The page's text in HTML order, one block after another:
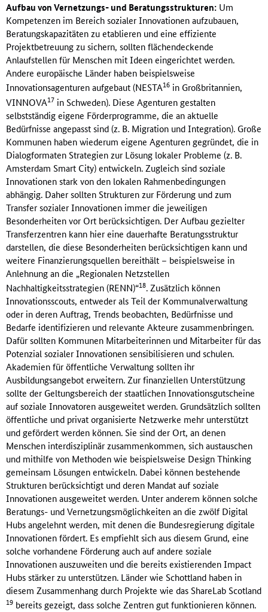
Aufbau von Vernetzungs- und Beratungsstrukturen: Um
Kompetenzen im Bereich sozialer Innovationen aufzubauen,
Beratungskapazitäten zu etablieren und eine effiziente
Projektbetreuung zu sichern, sollten flächendeckende
Anlaufstellen für Menschen mit Ideen eingerichtet werden.
Andere europäische Länder haben beispielsweise
Innovationsagenturen aufgebaut (NESTA16 in Großbritannien,
VINNOVA17 in Schweden). Diese Agenturen gestalten
selbstständig eigene Förderprogramme, die an aktuelle
Bedürfnisse angepasst sind (z. B. Migration und Integration). Große
Kommunen haben wiederum eigene Agenturen gegründet, die in
Dialogformaten Strategien zur Lösung lokaler Probleme (z. B.
Amsterdam Smart City) entwickeln. Zugleich sind soziale
Innovationen stark von den lokalen Rahmenbedingungen
abhängig. Daher sollten Strukturen zur Förderung und zum
Transfer sozialer Innovationen immer die jeweiligen
Besonderheiten vor Ort berücksichtigen. Der Aufbau gezielter
Transferzentren kann hier eine dauerhafte Beratungsstruktur
darstellen, die diese Besonderheiten berücksichtigen kann und
weitere Finanzierungsquellen bereithält – beispielsweise in
Anlehnung an die „Regionalen Netzstellen
Nachhaltigkeitsstrategien (RENN)“18. Zusätzlich können
Innovationsscouts, entweder als Teil der Kommunalverwaltung
oder in deren Auftrag, Trends beobachten, Bedürfnisse und
Bedarfe identifizieren und relevante Akteure zusammenbringen.
Dafür sollten Kommunen Mitarbeiterinnen und Mitarbeiter für das
Potenzial sozialer Innovationen sensibilisieren und schulen.
Akademien für öffentliche Verwaltung sollten ihr
Ausbildungsangebot erweitern. Zur finanziellen Unterstützung
sollte der Geltungsbereich der staatlichen Innovationsgutscheine
auf soziale Innovatoren ausgeweitet werden. Grundsätzlich sollten
öffentliche und privat organisierte Netzwerke mehr unterstützt
und gefördert werden können. Sie sind der Ort, an denen
Menschen interdisziplinär zusammenkommen, sich austauschen
und mithilfe von Methoden wie beispielsweise Design Thinking
gemeinsam Lösungen entwickeln. Dabei können bestehende
Strukturen berücksichtigt und deren Mandat auf soziale
Innovationen ausgeweitet werden. Unter anderem können solche
Beratungs- und Vernetzungsmöglichkeiten an die zwölf Digital
Hubs angelehnt werden, mit denen die Bundesregierung digitale
Innovationen fördert. Es empfiehlt sich aus diesem Grund, eine
solche vorhandene Förderung auch auf andere soziale
Innovationen auszuweiten und die bereits existierenden Impact
Hubs stärker zu unterstützen. Länder wie Schottland haben in
diesem Zusammenhang durch Projekte wie das ShareLab Scotland
19 bereits gezeigt, dass solche Zentren gut funktionieren können.